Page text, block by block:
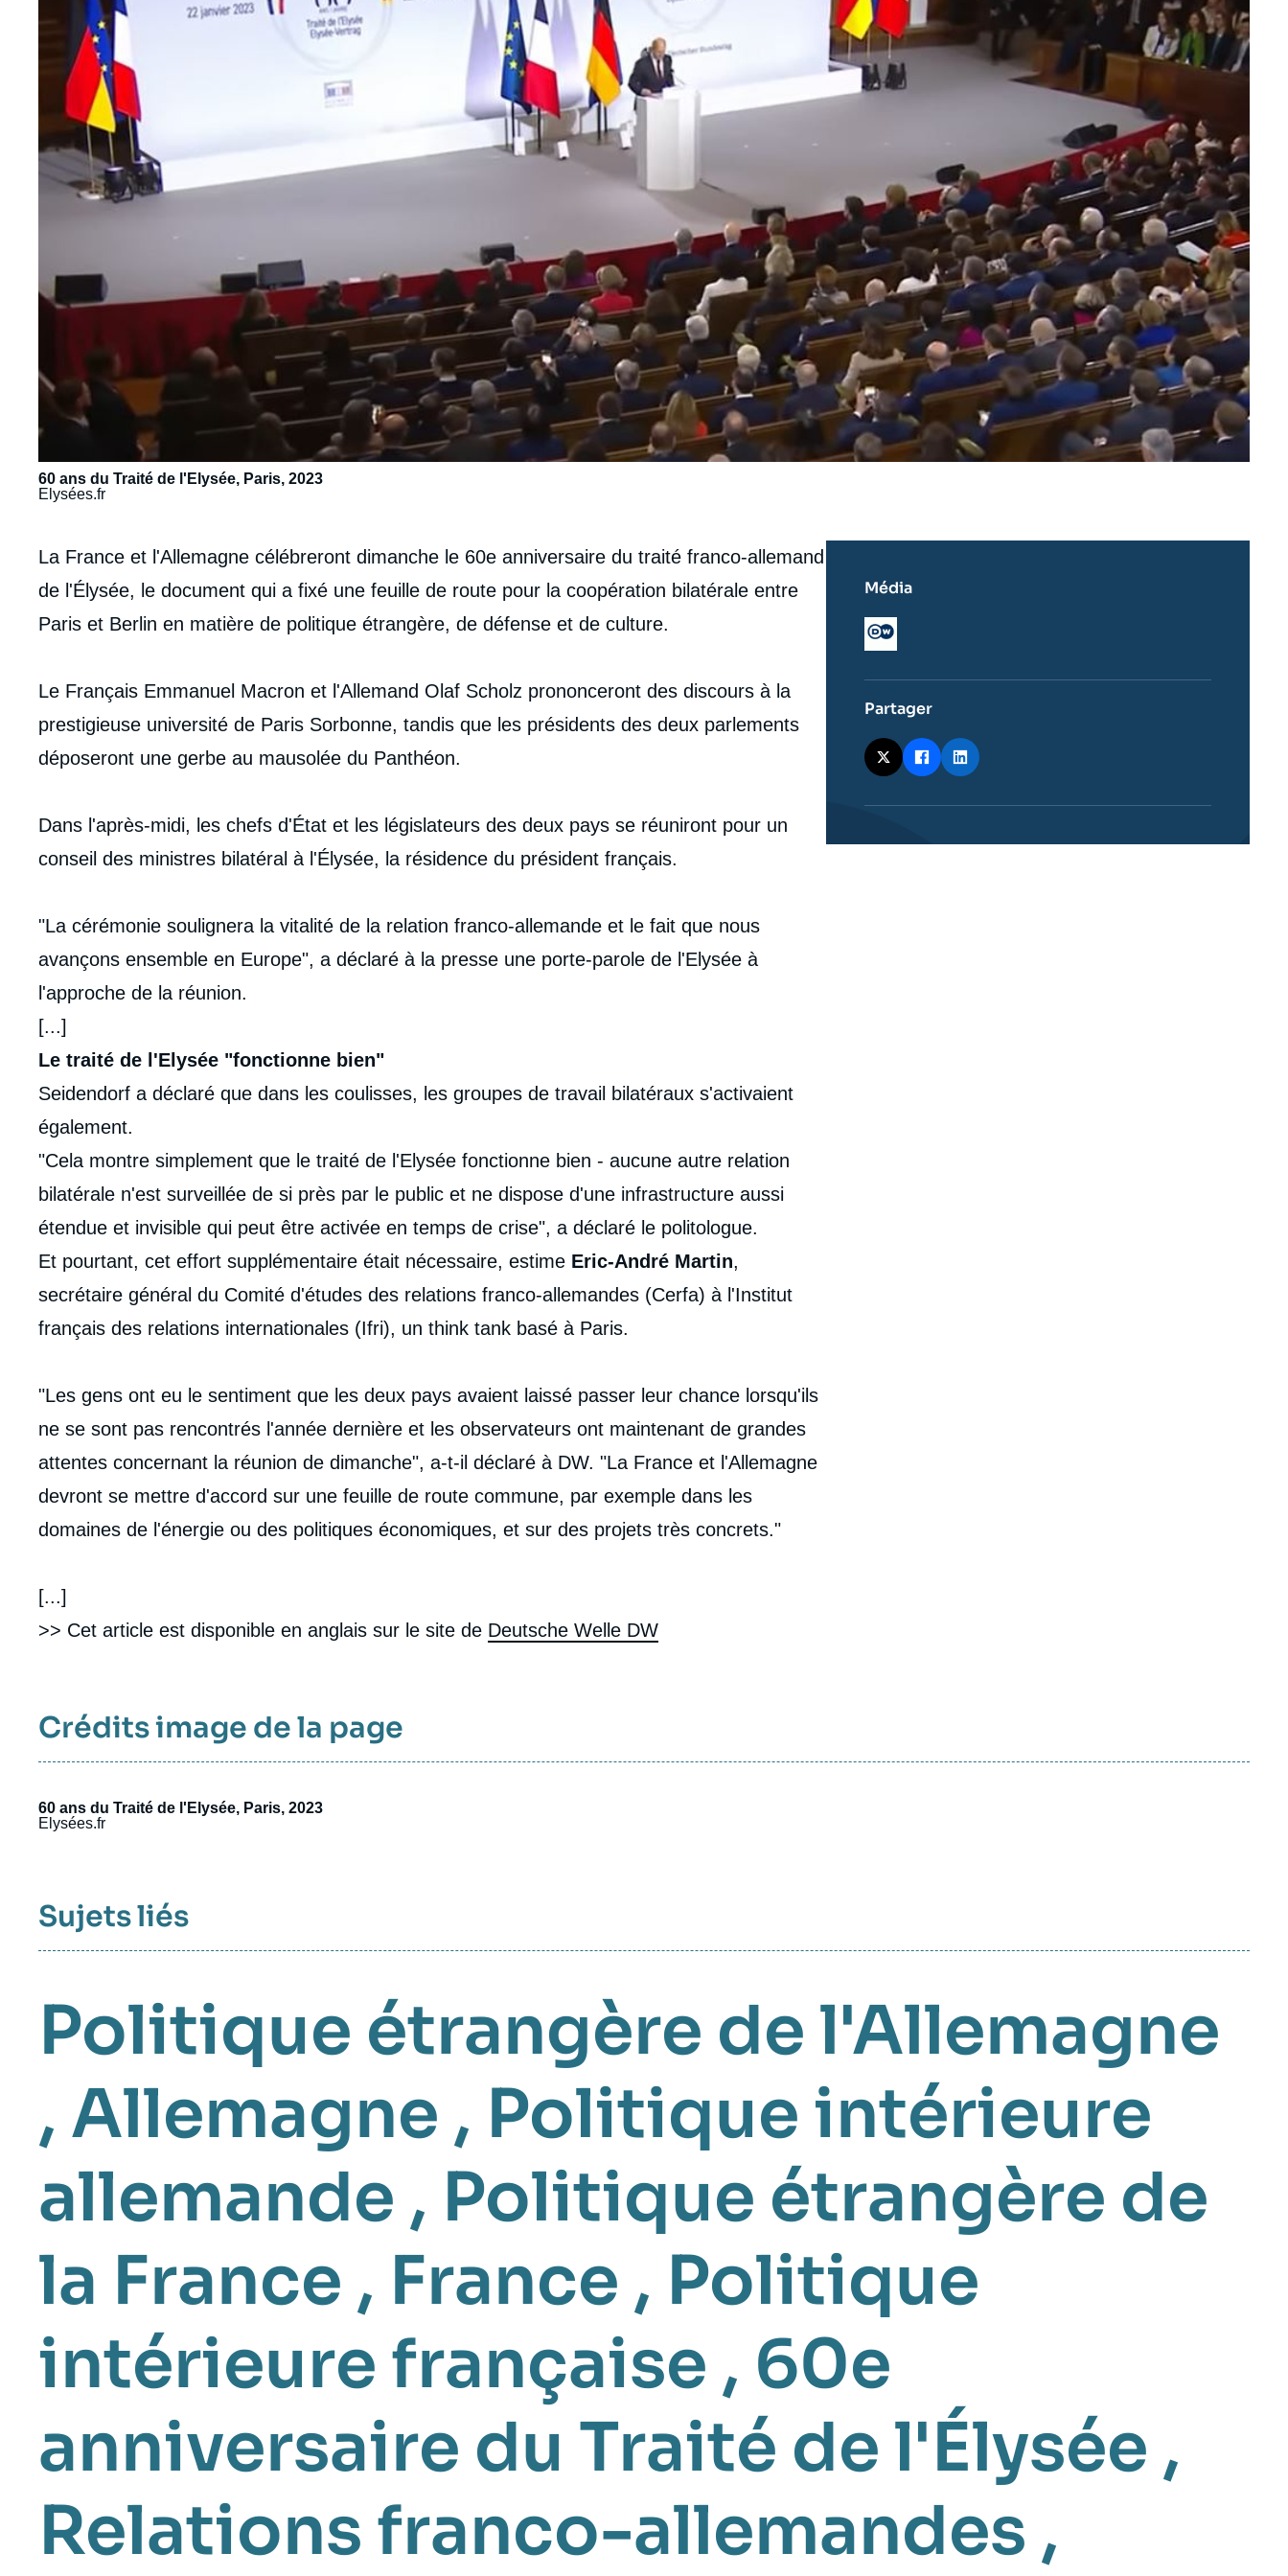
60 ans du Traité de l'Elysée, Paris, 2023
Elysées.fr
Contenu
intervention
médiatique
La France et l'Allemagne célébreront dimanche le 60e anniversaire du traité franco-allemand
de l'Élysée, le document qui a fixé une feuille de route pour la coopération bilatérale entre
Paris et Berlin en matière de politique étrangère, de défense et de culture.
Le Français Emmanuel Macron et l'Allemand Olaf Scholz prononceront des discours à la
prestigieuse université de Paris Sorbonne, tandis que les présidents des deux parlements
déposeront une gerbe au mausolée du Panthéon.
Dans l'après-midi, les chefs d'État et les législateurs des deux pays se réuniront pour un
conseil des ministres bilatéral à l'Élysée, la résidence du président français.
"La cérémonie soulignera la vitalité de la relation franco-allemande et le fait que nous
avançons ensemble en Europe", a déclaré à la presse une porte-parole de l'Elysée à
l'approche de la réunion.
[...]
Le traité de l'Elysée "fonctionne bien"
Seidendorf a déclaré que dans les coulisses, les groupes de travail bilatéraux s'activaient
également.
"Cela montre simplement que le traité de l'Elysée fonctionne bien - aucune autre relation
bilatérale n'est surveillée de si près par le public et ne dispose d'une infrastructure aussi
étendue et invisible qui peut être activée en temps de crise", a déclaré le politologue.
Et pourtant, cet effort supplémentaire était nécessaire, estime Eric-André Martin,
secrétaire général du Comité d'études des relations franco-allemandes (Cerfa) à l'Institut
français des relations internationales (Ifri), un think tank basé à Paris.
"Les gens ont eu le sentiment que les deux pays avaient laissé passer leur chance lorsqu'ils
ne se sont pas rencontrés l'année dernière et les observateurs ont maintenant de grandes
attentes concernant la réunion de dimanche", a-t-il déclaré à DW. "La France et l'Allemagne
devront se mettre d'accord sur une feuille de route commune, par exemple dans les
domaines de l'énergie ou des politiques économiques, et sur des projets très concrets."
[...]
>> Cet article est disponible en anglais sur le site de Deutsche Welle DW
Média
Logo
Partager
Crédits image de la page
60 ans du Traité de l'Elysée, Paris, 2023
Elysées.fr
Sujets liés
Politique étrangère de l'Allemagne
, Allemagne , Politique intérieure
allemande , Politique étrangère de
la France , France , Politique
intérieure française , 60e
anniversaire du Traité de l'Élysée ,
Relations franco-allemandes ,